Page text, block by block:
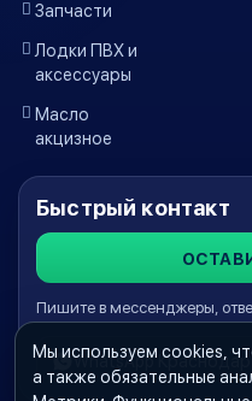
Запчасти
Лодки ПВХ и
аксессуары
Масло
акцизное
Быстрый контакт
Пишите в мессенджеры,
WhatsApp Краснодар
Мы используем cookies,
а также обязательные